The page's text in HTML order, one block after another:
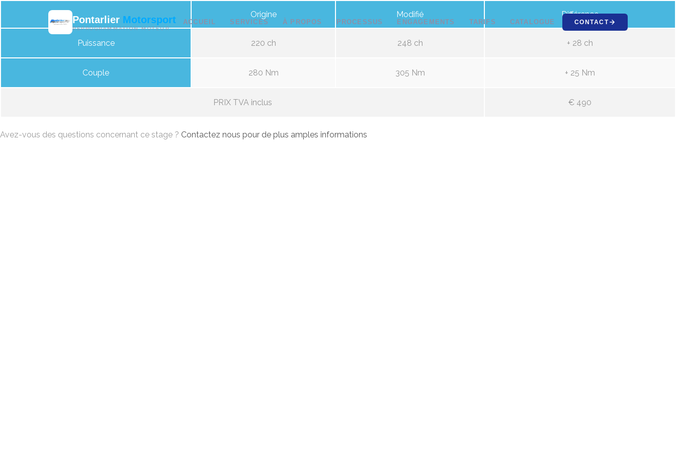
Pontarlier Motorsport
REPROGRAMMATION MOTEUR
ACCUEIL SERVICES À PROPOS PROCESSUS ENGAGEMENTS TARIFS CATALOGUE CONTACT
Origine Modifié Différence
Puissance 220 ch 248 ch + 28 ch
Couple 280 Nm 305 Nm + 25 Nm
PRIX TVA inclus € 490
Avez-vous des questions concernant ce stage ? Contactez nous pour de plus amples informations